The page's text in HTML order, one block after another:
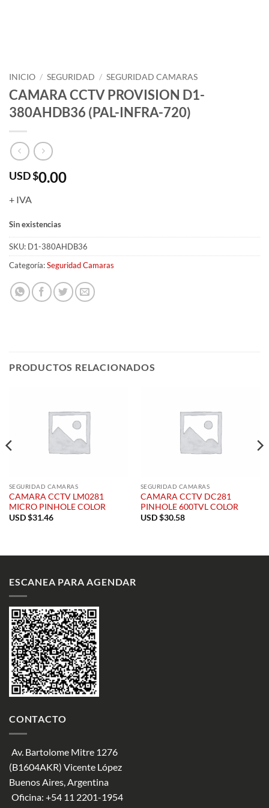
INICIO / SEGURIDAD / SEGURIDAD CAMARAS
CAMARA CCTV PROVISION D1-
380AHDB36 (PAL-INFRA-720)
USD $0.00
+ IVA
Sin existencias
SKU: D1-380AHDB36
Categoría:Seguridad Camaras
PRODUCTOS RELACIONADOS
SEGURIDAD CAMARAS
CAMARA CCTV LM0281
MICRO PINHOLE COLOR
USD $31.46
SEGURIDAD CAMARAS
CAMARA CCTV DC281
PINHOLE 600TVL COLOR
USD $30.58
ESCANEA PARA AGENDAR
CONTACTO
Av. Bartolome Mitre 1276
(B1604AKR) Vicente López
Buenos Aires, Argentina
Oficina: +54 11 2201-1954